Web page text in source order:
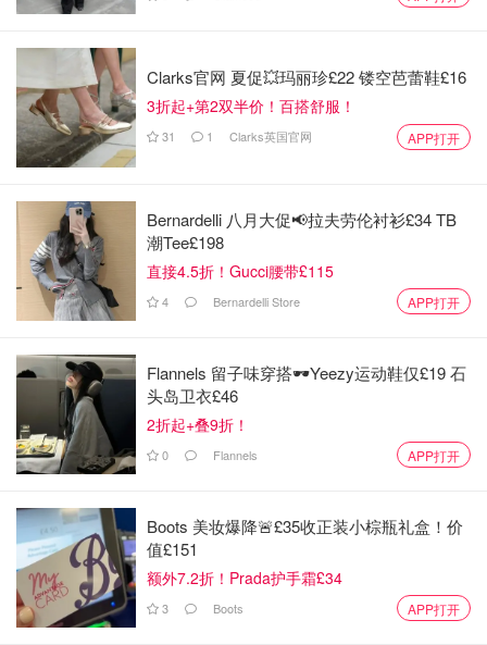
来自喵喵喵星人
前段时间他的婶婶去世，我们在医院送了最后一程。我俩都
剩下一个人。
我说我不想做那个剩下面对一切的人！老公让我放心，他一
定会努力坚持好好照顾我到最后。我走了之后，他就找个炫
酷的火山 最后爽快地跳下去。。。
Clarks官网 夏促💥玛丽珍£22 镂空芭蕾鞋£16
3折起+第2双半价！百搭舒服！
31 1 Clarks英国官网 APP打开
Bernardelli 八月大促📢拉夫劳伦衬衫£34 TB
潮Tee£198
直接4.5折！Gucci腰带£115
4 Bernardelli Store APP打开
Flannels 留子味穿搭🕶️Yeezy运动鞋仅£19 石
头岛卫衣£46
2折起+叠9折！
0 Flannels APP打开
Boots 美妆爆降🚨£35收正装小棕瓶礼盒！价
值£151
额外7.2折！Prada护手霜£34
3 Boots APP打开